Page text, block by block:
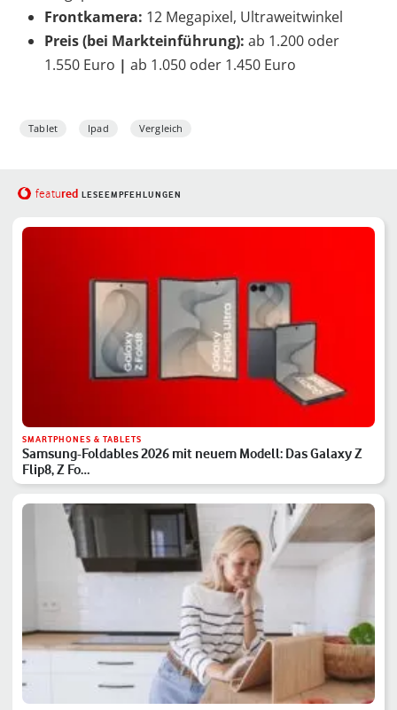
Frontkamera: 12 Megapixel, Ultraweitwinkel
Preis (bei Markteinführung): ab 1.200 oder
1.550 Euro | ab 1.050 oder 1.450 Euro
Tablet Ipad Vergleich
featured LESEEMPFEHLUNGEN
SMARTPHONES & TABLETS
Samsung-Foldables 2026 mit neuem Modell: Das Galaxy Z
Flip8, Z Fo…